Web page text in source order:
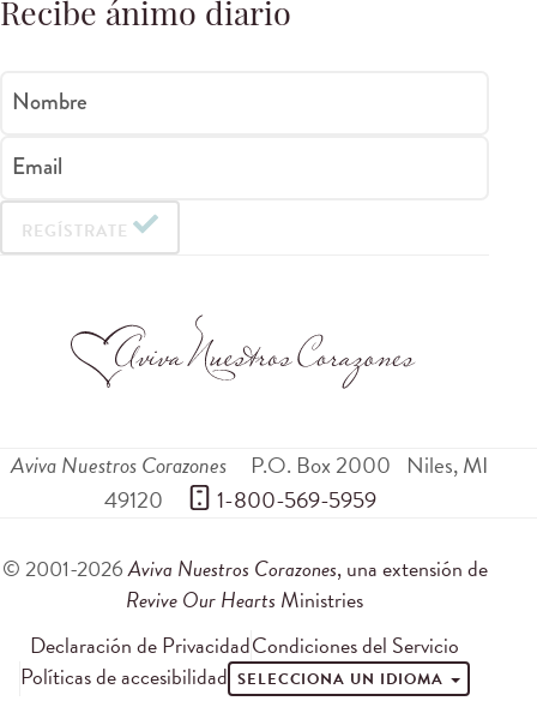
Recibe ánimo diario
Nombre
Email
REGÍSTRATE
Aviva Nuestros Corazones P.O. Box 2000 Niles,MI
49120
1-800-569-5959
© 2001-2026Aviva Nuestros Corazones, una extensión de
Revive Our Hearts Ministries
Declaración de PrivacidadCondiciones del Servicio
Políticas de accesibilidad SELECCIONA UN IDIOMA